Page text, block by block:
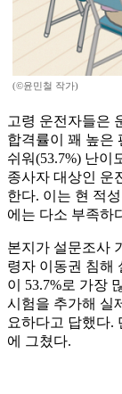
(©윤민철 작가)
고령 운전자들은
합격률이 꽤 높은
쉬워(53.7%) 난이
종사자 대상인 운
한다. 이는 현 적
에는 다소 부족하
본지가 설문조사
령자 이동권 침해
이 53.7%로 가장
시험을 추가해 실
요하다고 답했다.
에 그쳤다.